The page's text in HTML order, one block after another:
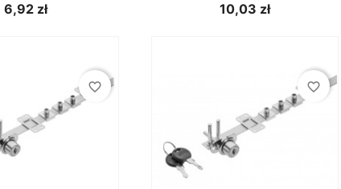
6,92 zł
10,03 zł
favorite_border favorite_border